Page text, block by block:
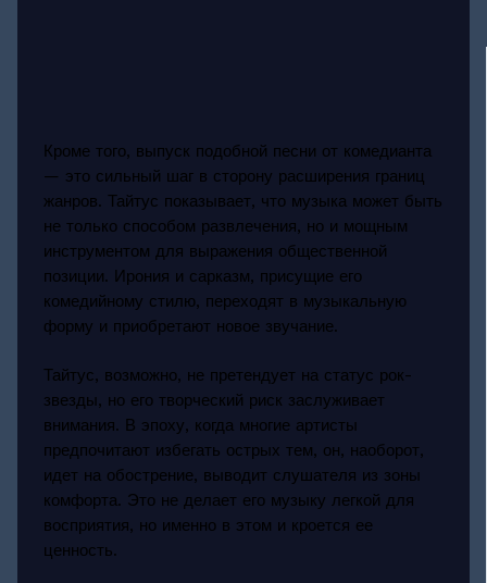
Кроме того, выпуск подобной песни от комедианта
— это сильный шаг в сторону расширения границ
жанров. Тайтус показывает, что музыка может быть
не только способом развлечения, но и мощным
инструментом для выражения общественной
позиции. Ирония и сарказм, присущие его
комедийному стилю, переходят в музыкальную
форму и приобретают новое звучание.
Тайтус, возможно, не претендует на статус рок-
звезды, но его творческий риск заслуживает
внимания. В эпоху, когда многие артисты
предпочитают избегать острых тем, он, наоборот,
идет на обострение, выводит слушателя из зоны
комфорта. Это не делает его музыку легкой для
восприятия, но именно в этом и кроется ее
ценность.